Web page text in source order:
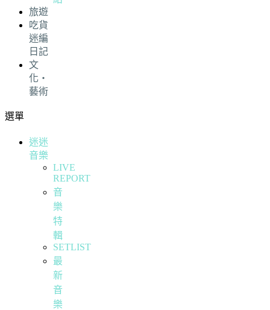
旅遊
吃貨
迷編
日記
文
化・
藝術
選單
迷迷
音樂
LIVE
REPORT
音
樂
特
輯
SETLIST
最
新
音
樂